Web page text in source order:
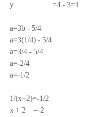
y =4 - 3=1
a=3b - 5/4
a=3(1/4) - 5/4
a=3/4 - 5/4
a=-2/4
a=-1/2
1/(x+2)=-1/2
x + 2 =-2